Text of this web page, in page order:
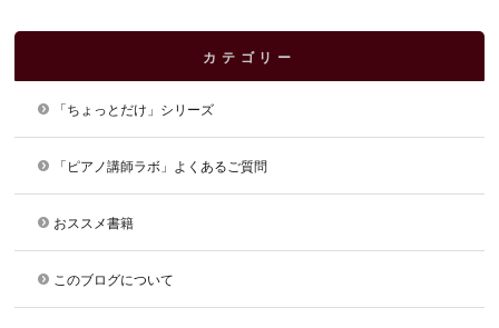
カテゴリー
「ちょっとだけ」シリーズ
「ピアノ講師ラボ」よくあるご質問
おススメ書籍
このブログについて